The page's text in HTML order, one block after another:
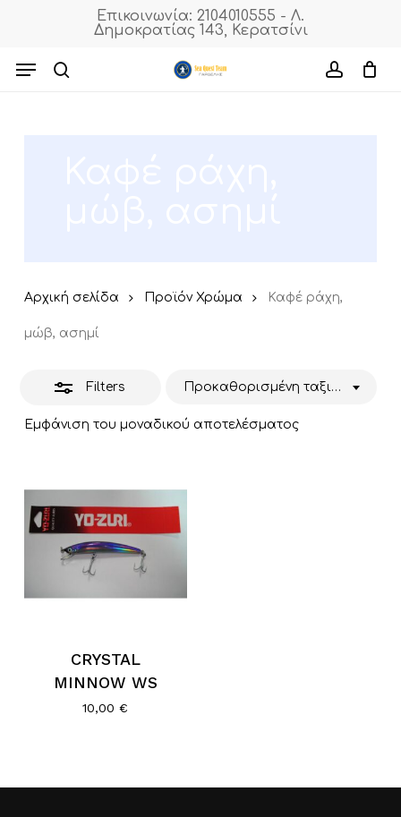
content
Επικοινωνία: 2104010555 - Λ.
Δημοκρατίας 143, Κερατσίνι
Menu
Cart
Αρχική σελίδα Προϊόν Χρώμα Καφέ ράχη,
μώβ, ασημί
Filters
Εμφάνιση του μοναδικού αποτελέσματος
Προκαθορισμένη ταξινόμηση
Filters
CRYSTAL
MINNOW WS
10,00€